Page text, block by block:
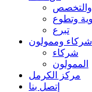
والتخصص
وتطوع
تبرع
شركاء وممولون
شركاء
الممولون
مركز الكرمل
إتصل بنا